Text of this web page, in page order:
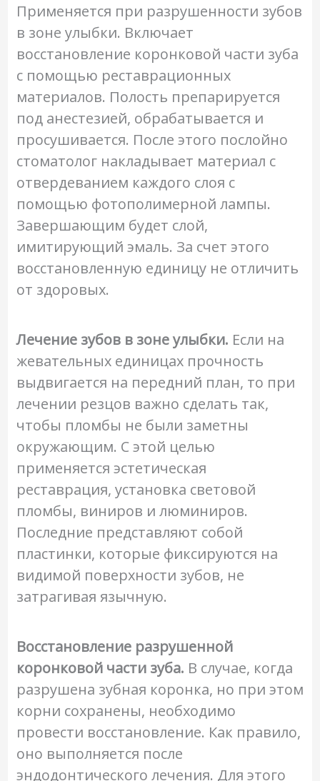
Применяется при разрушенности зубов
в зоне улыбки. Включает
восстановление коронковой части зуба
с помощью реставрационных
материалов. Полость препарируется
под анестезией, обрабатывается и
просушивается. После этого послойно
стоматолог накладывает материал с
отвердеванием каждого слоя с
помощью фотополимерной лампы.
Завершающим будет слой,
имитирующий эмаль. За счет этого
восстановленную единицу не отличить
от здоровых.
Лечение зубов в зоне улыбки. Если на
жевательных единицах прочность
выдвигается на передний план, то при
лечении резцов важно сделать так,
чтобы пломбы не были заметны
окружающим. С этой целью
применяется эстетическая
реставрация, установка световой
пломбы, виниров и люминиров.
Последние представляют собой
пластинки, которые фиксируются на
видимой поверхности зубов, не
затрагивая язычную.
Восстановление разрушенной
коронковой части зуба. В случае, когда
разрушена зубная коронка, но при этом
корни сохранены, необходимо
провести восстановление. Как правило,
оно выполняется после
эндодонтического лечения. Для этого